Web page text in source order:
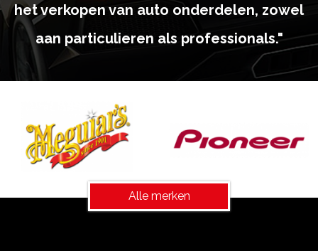
het verkopen van auto onderdelen, zowel
aan particulieren als professionals."
Alle merken